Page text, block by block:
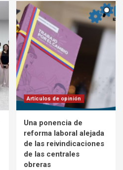
Artículos de opinión
Una ponencia de
reforma laboral alejada
de las reivindicaciones
de las centrales
obreras